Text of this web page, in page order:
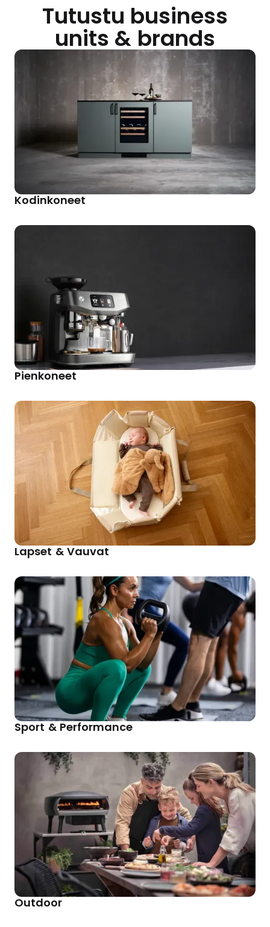
Tutustu business
units & brands
Kodinkoneet
Pienkoneet
Lapset & Vauvat
Sport & Performance
Outdoor